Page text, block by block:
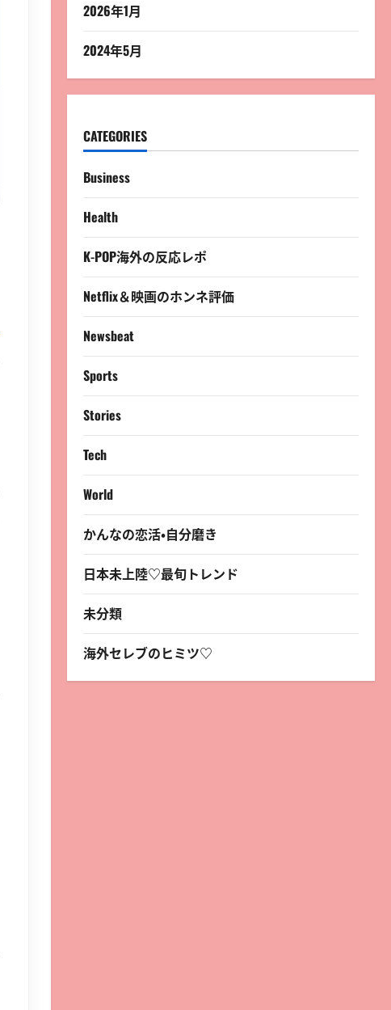
2026年1月
2024年5月
CATEGORIES
Business
Health
K-POP海外の反応レポ
Netflix＆映画のホンネ評価
Newsbeat
Sports
Stories
Tech
World
かんなの恋活・自分磨き
日本未上陸♡最旬トレンド
未分類
海外セレブのヒミツ♡